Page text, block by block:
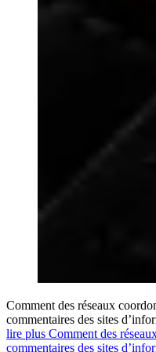
Comment des réseaux
commentaires des sites
lire plus Comment des
commentaires des sites